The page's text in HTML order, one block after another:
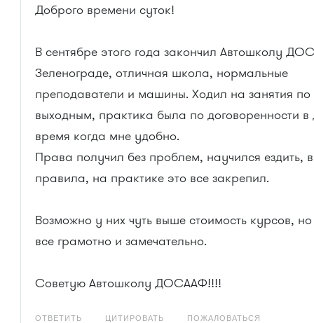
Доброго времени суток!
В сентябре этого года закончил Автошколу
Зеленограде, отличная школа, нормальные
преподаватели и машины. Ходил на занятия по
выходным, практика была по договоренности в
время когда мне удобно.
Права получил без проблем, научился ездить,
правила, на практике это все закрепил.
Возможно у них чуть выше стоимость курсов, но
все грамотно и замечательно.
Советую Автошколу ДОСААФ!!!!
ОТВЕТИТЬ ЦИТИРОВАТЬ ПОЖАЛОВАТЬСЯ